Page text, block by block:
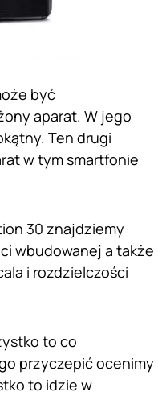
być
aparat. W jego
Ten drugi
w tym smartfonie
30 znajdziemy
wbudowanej a także
i rozdzielczości
to co
przyczepić ocenimy
to idzie w